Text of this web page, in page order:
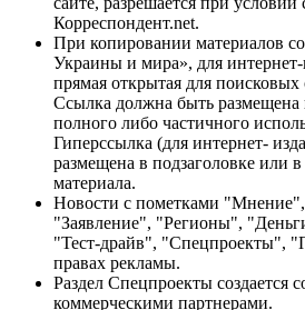
Корреспондент.net.
При копировании материалов
Украины и мира», для интернет-
прямая открытая для поисковых
Ссылка должна быть размещена
полного либо частичного
Гиперссылка (для интернет-
размещена в подзаголовке или
материала.
Новости с пометками
"Заявление", "Регионы",
"Тест-драйв", "Спецпроекты",
правах рекламы.
Раздел Спецпроекты создается
коммерческими партнерами.